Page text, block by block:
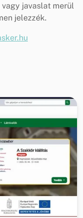
javaslat merül
jelezzék.